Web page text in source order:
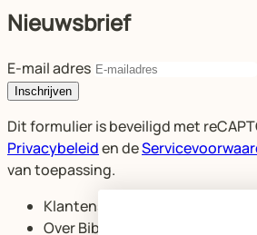
Nieuwsbrief
E-mail adres
Inschrijven
Dit formulier is beveiligd met
Privacybeleiden de
van toepassing.
Klantenservice
Over Bibelotte